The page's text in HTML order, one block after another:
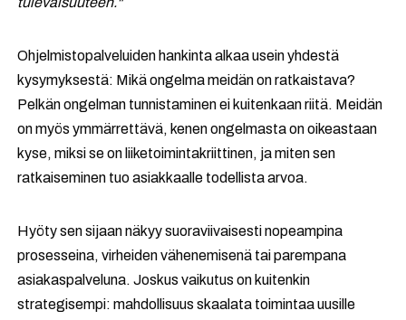
Ohjelmistopalveluiden hankinta alkaa usein yhdestä
kysymyksestä: Mikä ongelma meidän on ratkaistava?
Pelkän ongelman tunnistaminen ei kuitenkaan riitä. Meidän
on myös ymmärrettävä, kenen ongelmasta on oikeastaan
kyse, miksi se on liiketoimintakriittinen, ja miten sen
ratkaiseminen tuo asiakkaalle todellista arvoa.
Hyöty sen sijaan näkyy suoraviivaisesti nopeampina
prosesseina, virheiden vähenemisenä tai parempana
asiakaspalveluna. Joskus vaikutus on kuitenkin
strategisempi: mahdollisuus skaalata toimintaa uusille